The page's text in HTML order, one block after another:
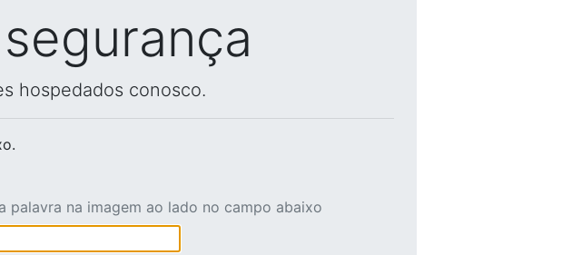
hospedados conosco.
palavra na imagem ao lado no campo abaixo